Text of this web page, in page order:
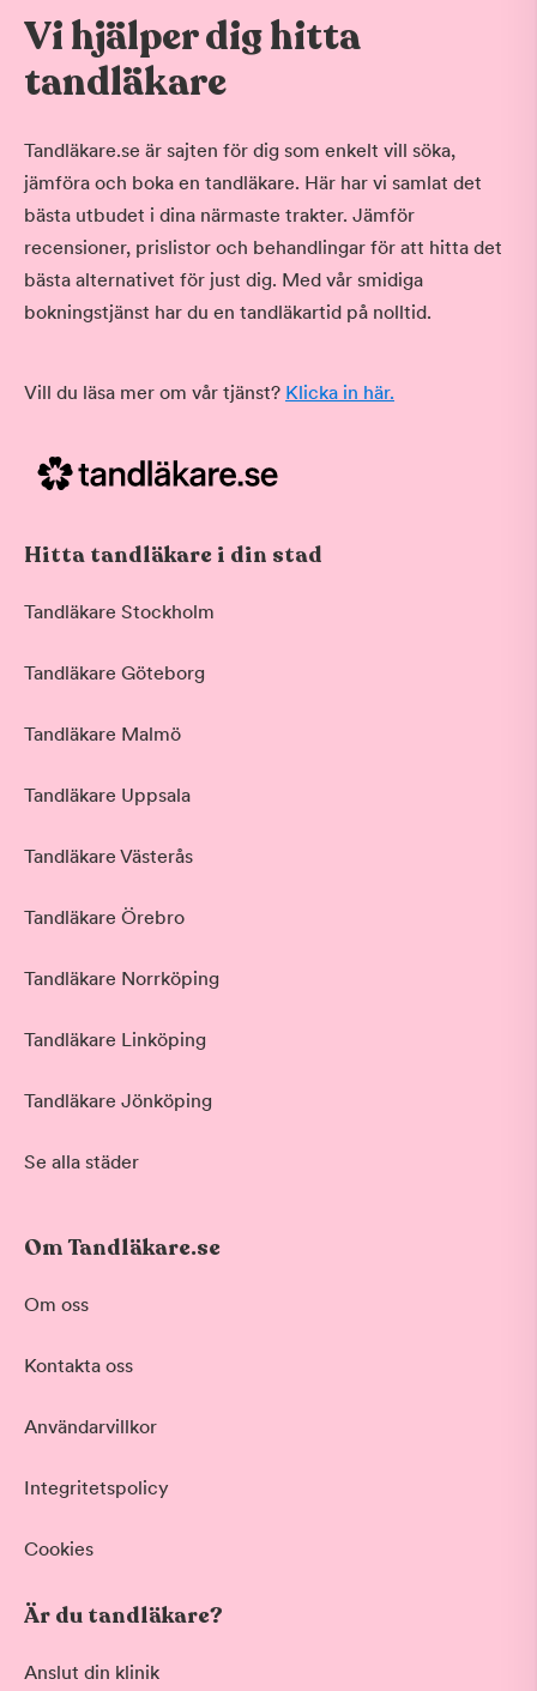
Vi hjälper dig hitta
tandläkare
Tandläkare.se är sajten för dig som enkelt vill söka,
jämföra och boka en tandläkare. Här har vi samlat det
bästa utbudet i dina närmaste trakter. Jämför
recensioner, prislistor och behandlingar för att hitta det
bästa alternativet för just dig. Med vår smidiga
bokningstjänst har du en tandläkartid på nolltid.
Vill du läsa mer om vår tjänst? Klicka in här.
Hitta tandläkare i din stad
Tandläkare Stockholm
Tandläkare Göteborg
Tandläkare Malmö
Tandläkare Uppsala
Tandläkare Västerås
Tandläkare Örebro
Tandläkare Norrköping
Tandläkare Linköping
Tandläkare Jönköping
Se alla städer
Om Tandläkare.se
Om oss
Kontakta oss
Användarvillkor
Integritetspolicy
Cookies
Är du tandläkare?
Anslut din klinik